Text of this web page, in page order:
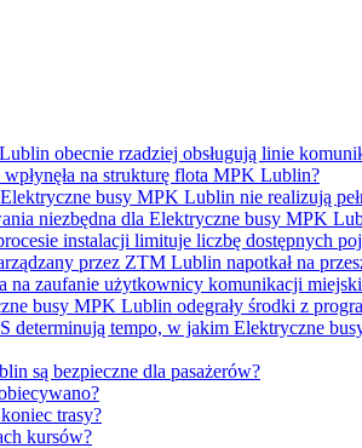
obecnie rzadziej obsługują linie
na strukturę flota MPK Lublin?
busy MPK Lublin nie realizują
niezbędna dla Elektryczne busy MPK
instalacji limituje liczbę dostępnych
przez ZTM Lublin napotkał na
na zaufanie użytkownicy komunikacji
busy MPK Lublin odegrały środki z
determinują tempo, w jakim Elektryczne
są bezpieczne dla pasażerów?
trasy?
kursów?